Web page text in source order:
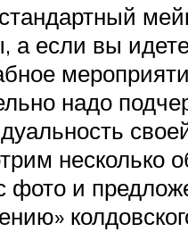
а если вы
надо
несколько
фото и